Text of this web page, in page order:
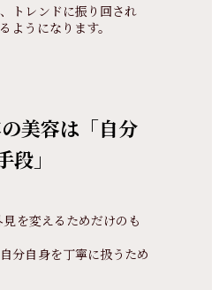
トレンドに振り回され
ようになります。
美容は「自分
」
を変えるためだけのも
分自身を丁寧に扱うため